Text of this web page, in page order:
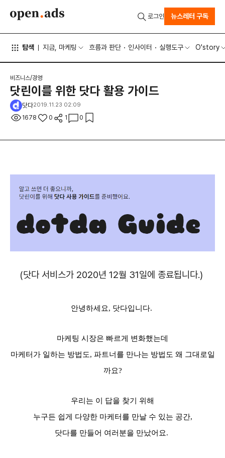
탐색 지금, 마케팅 흐름과 판단 인사이터 실행도구 O'story
로그인 뉴스레터 구독
비즈니스/경영
닷린이를 위한 닷다 활용 가이드
닷다2019.11.23 02:09
1678 0 1 0
(닷다 서비스가 2020년 12월 31일에 종료됩니다.)
안녕하세요, 닷다입니다.
마케팅 시장은 빠르게 변화했는데
마케터가 일하는 방법도, 파트너를 만나는 방법도 왜 그대로일
까요?
우리는 이 답을 찾기 위해
누구든 쉽게 다양한 마케터를 만날 수 있는 공간,
닷다를 만들어 여러분을 만났어요.